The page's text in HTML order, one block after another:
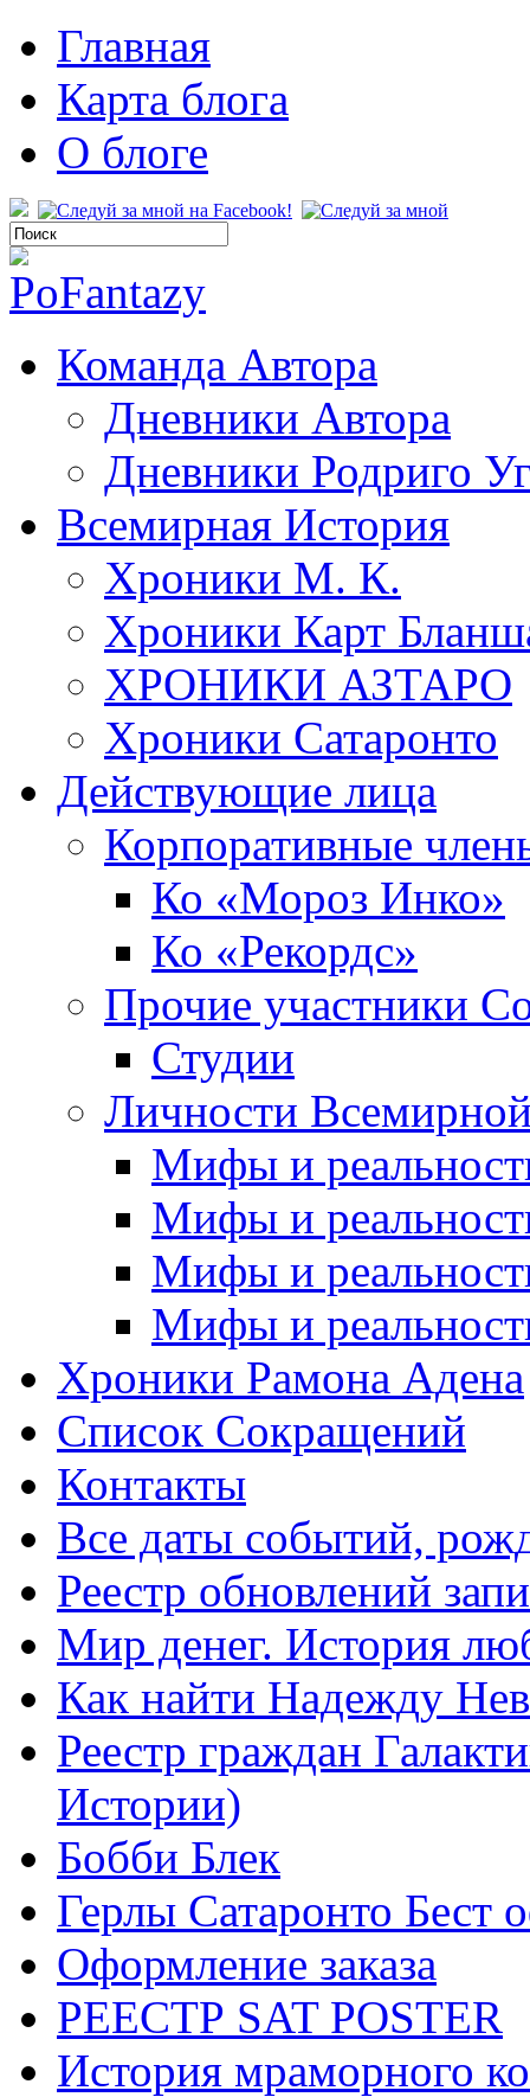
Главная
Карта блога
О блоге
Команда Автора
Дневники Автора
Дневники Родриго
Всемирная История
Хроники М. К.
Хроники Карт
ХРОНИКИ АЗТАРО
Хроники Сатаронто
Действующие лица
Корпоративные
Ко «Мороз Инко»
Ко «Рекордс»
Прочие участники
Студии
Личности
Мифы и
Мифы и
Мифы и
Мифы и
Хроники Рамона Адена
Список Сокращений
Контакты
Все даты событий,
Реестр обновлений
Мир денег. История
Как найти Надежду
Реестр граждан
Истории)
Бобби Блек
Герлы Сатаронто Бест
Оформление заказа
РЕЕСТР SAT POSTER
История мраморного